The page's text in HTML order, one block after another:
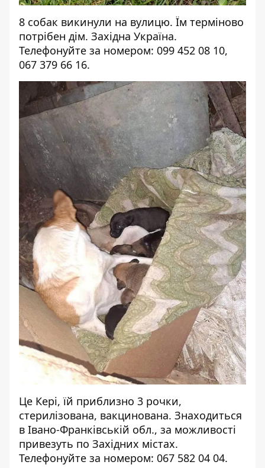
8 собак викинули на вулицю. Їм терміново
потрібен дім. Західна Україна.
Телефонуйте за номером: 099 452 08 10,
067 379 66 16.
Це Кері, їй приблизно 3 рочки,
стерилізована, вакцинована. Знаходиться
в Івано-Франківській обл., за можливості
привезуть по Західних містах.
Телефонуйте за номером: 067 582 04 04.